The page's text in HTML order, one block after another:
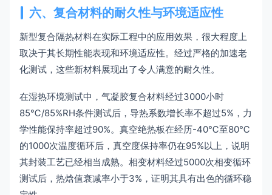
六、复合材料的耐久性与环境适应性
新型复合隔热材料在实际工程中的应用效果，很大程度上
取决于其长期性能表现和环境适应性。经过严格的加速老
化测试，这些新材料展现出了令人满意的耐久性。
在湿热环境测试中，气凝胶复合材料经过3000小时
85℃/85%RH条件测试后，导热系数增长率不超过5%，力
学性能保持率超过90%。真空绝热板在经历-40℃至80℃
的1000次温度循环后，真空度保持率仍在95%以上，说明
其封装工艺已经相当成熟。相变材料经过5000次相变循环
测试后，热焓值衰减率小于3%，证明其具有出色的循环稳